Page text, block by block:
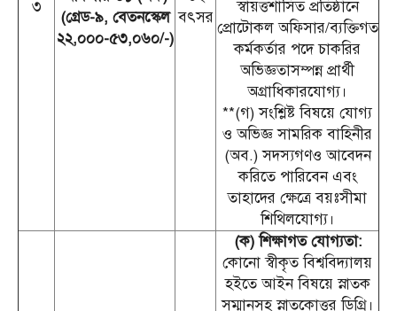
৩
(গ্রেড-৯, বেতনস্কেল
২২,০০০-৫৩,০৬০/-)
বৎসর
স্বায়ত্তশাসিত প্রতিষ্ঠানে
প্রোটোকল অফিসার/ব্যক্তিগত
কর্মকর্তার পদে চাকরির
অভিজ্ঞতাসম্পন্ন প্রার্থী
অগ্রাধিকারযোগ্য।
**(গ) সংশ্লিষ্ট বিষয়ে যোগ্য
ও অভিজ্ঞ সামরিক বাহিনীর
(অব.) সদস্যগণও আবেদন
করিতে পারিবেন এবং
তাহাদের ক্ষেত্রে বয়ঃসীমা
শিথিলযোগ্য।
(ক) শিক্ষাগত যোগ্যতা:
কোনো স্বীকৃত বিশ্ববিদ্যালয়
হইতে আইন বিষয়ে স্নাতক
সম্মানসহ স্নাতকোত্তর ডিগ্রি।